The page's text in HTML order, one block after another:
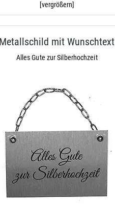
[vergrößern]
Metallschild mit Wunschtext
Alles Gute zur Silberhochzeit